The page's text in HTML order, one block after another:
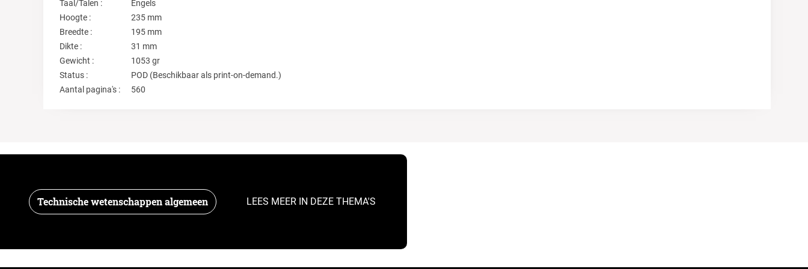
Taal/Talen :
Engels
Hoogte :
235 mm
Breedte :
195 mm
Dikte :
31 mm
Gewicht :
1053 gr
Status :
POD (Beschikbaar als print-on-demand.)
Aantal pagina's :
560
Technische wetenschappen algemeen LEES MEER IN DEZE THEMA'S